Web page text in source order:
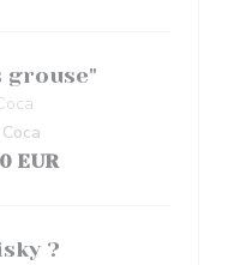
grouse"
EUR
?